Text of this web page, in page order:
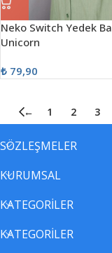
Neko Switch Yedek
Unicorn
₺ 79,90
← 1 2 3
SÖZLEŞMELER
KURUMSAL
KATEGORİLER
KATEGORİLER